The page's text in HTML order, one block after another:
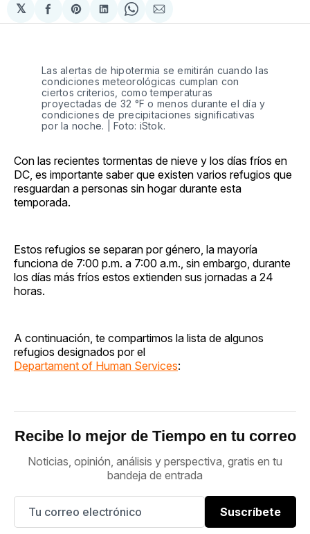
𝕏
Compartir
en
Share
on
Compartir
en
Share
on
Compartir
via
Las alertas de hipotermia se emitirán cuando las
condiciones meteorológicas cumplan con
ciertos criterios, como temperaturas
proyectadas de 32 °F o menos durante el día y
condiciones de precipitaciones significativas
por la noche. | Foto: iStok.
Con las recientes tormentas de nieve y los días fríos en
DC, es importante saber que existen varios refugios que
resguardan a personas sin hogar durante esta
temporada.
Estos refugios se separan por género, la mayoría
funciona de 7:00 p.m. a 7:00 a.m., sin embargo, durante
los días más fríos estos extienden sus jornadas a 24
horas.
A continuación, te compartimos la lista de algunos
refugios designados por el
Departament of Human Services:
Recibe lo mejor de Tiempo en tu correo
Noticias, opinión, análisis y perspectiva, gratis en tu
bandeja de entrada
Suscríbete